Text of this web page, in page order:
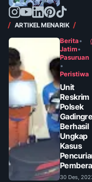
ARTIKEL MENARIK
Berita•
Jatim•
Pasuruan
•
Peristiwa
Unit
Reskrim
Polsek
Berhasil
Ungkap
Kasus
30 Des,